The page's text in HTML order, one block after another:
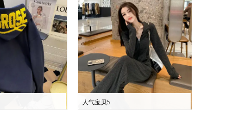
人气宝贝5